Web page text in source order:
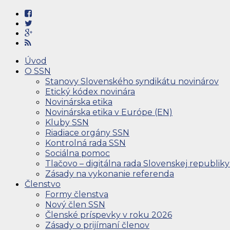
Úvod
O SSN
Stanovy Slovenského syndikátu novinárov
Etický kódex novinára
Novinárska etika
Novinárska etika v Európe (EN)
Kluby SSN
Riadiace orgány SSN
Kontrolná rada SSN
Sociálna pomoc
Tlačovo – digitálna rada Slovenskej republiky
Zásady na vykonanie referenda
Členstvo
Formy členstva
Nový člen SSN
Členské príspevky v roku 2026
Zásady o prijímaní členov